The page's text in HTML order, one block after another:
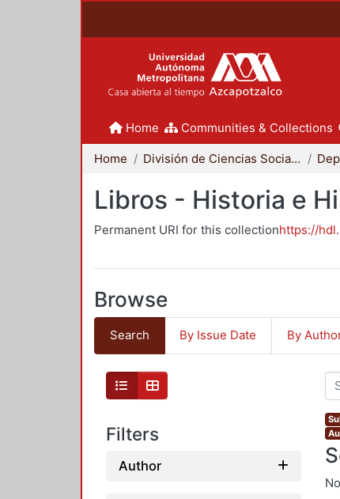
Home Communities & Collections
Home División de Ciencias Sociales y Humanidades
Libros - Historia e
Permanent URI for this collectionhttps://
Browse
Search By Issue Date By
Filters
Author